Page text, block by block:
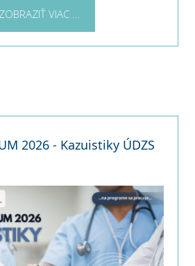
ZOBRAZIŤ VIAC ...
2026 - Kazuistiky ÚDZS